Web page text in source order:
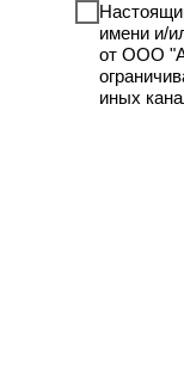
имени и/
от ООО
иных